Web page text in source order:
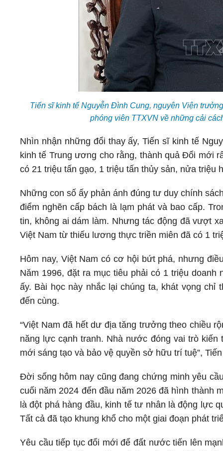
Tiến sĩ kinh tế Nguyễn Đình Cung, nguyên Viện
phóng viên TTXVN về những cải
Nhìn nhận những đổi thay ấy, Tiến sĩ kinh tế
kinh tế Trung ương cho rằng, thành quả Đổi mới
có 21 triệu tấn gạo, 1 triệu tấn thủy sản, nửa triệu
Những con số ấy phản ánh đúng tư duy chính
điểm nghẽn cấp bách là lạm phát và bao cấp.
tin, không ai dám làm. Nhưng tác động đã vượt
Việt Nam từ thiếu lương thực triền miên đã có 1
Hôm nay, Việt Nam có cơ hội bứt phá, nhưng
Năm 1996, đặt ra mục tiêu phải có 1 triệu
ấy. Bài học này nhắc lại chúng ta, khát vọng chỉ
đến cùng.
“Việt Nam đã hết dư địa tăng trưởng theo chiều
năng lực cạnh tranh. Nhà nước đóng vai trò
mới sáng tạo và bảo vệ quyền sở hữu trí tuệ”,
Đời sống hôm nay cũng đang chứng minh yêu
cuối năm 2024 đến đầu năm 2026 đã hình thành
là đột phá hàng đầu, kinh tế tư nhân là động lực
Tất cả đã tạo khung khổ cho một giai đoạn phát
Yêu cầu tiếp tục đổi mới để đất nước tiến lên